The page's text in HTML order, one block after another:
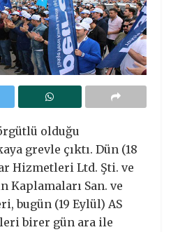
olduğu
grevle çıktı. Dün (18
Hizmetleri Ltd. Şti. ve
Kaplamaları San. ve
bugün (19 Eylül) AS
birer gün ara ile